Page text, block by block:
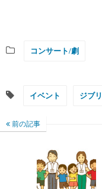
コンサート/劇
イベント ジブリ
前の記事